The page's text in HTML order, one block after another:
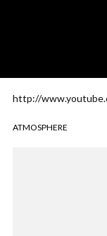
http://
ATMOSPHERE